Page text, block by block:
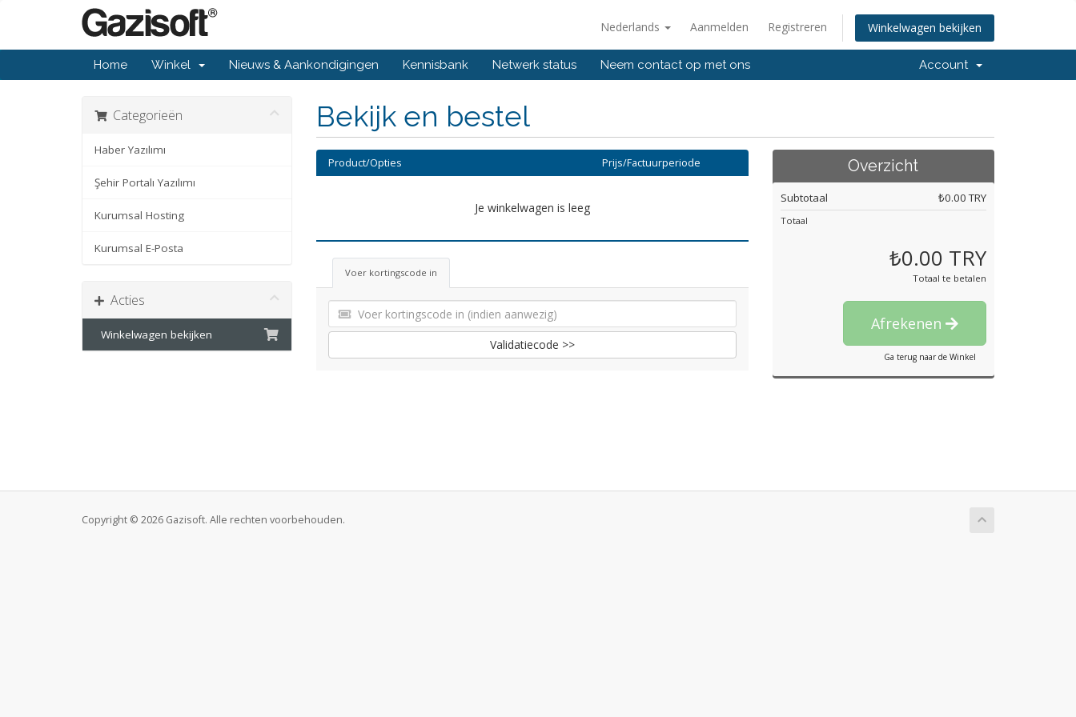
Nederlands Aanmelden Registreren Winkelwagen bekijken
Home Winkel Nieuws & Aankondigingen Kennisbank Netwerk status Neem contact op met ons Account
Categorieën
Haber Yazılımı
Şehir Portalı Yazılımı
Kurumsal Hosting
Kurumsal E-Posta
Acties
Winkelwagen bekijken
Bekijk en bestel
Product/Opties Prijs/Factuurperiode
Je winkelwagen is leeg
Voer kortingscode in
Validatiecode >>
Overzicht
Subtotaal ₺0.00 TRY
Totaal
₺0.00 TRY
Totaal te betalen
Afrekenen
Ga terug naar de Winkel
Copyright © 2026 Gazisoft. Alle rechten voorbehouden.